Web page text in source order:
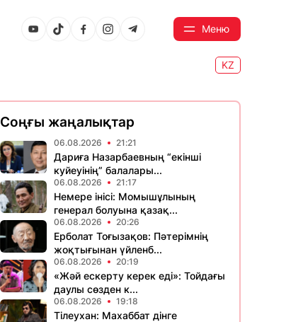
Меню
KZ
Соңғы жаңалықтар
06.08.2026 21:21
Дариға Назарбаевның “екінші
куйеуінің” балалары...
06.08.2026 21:17
Немере інісі: Момышұлының
генерал болуына қазақ...
06.08.2026 20:26
Ерболат Тоғызақов: Пәтерімнің
жоқтығынан үйленб...
06.08.2026 20:19
«Жәй ескерту керек еді»: Тойдағы
даулы сөзден к...
06.08.2026 19:18
Тілеухан: Махаббат дінге